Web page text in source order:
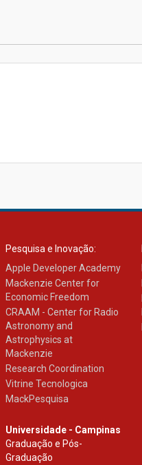
Pesquisa e Inovação:
Apple Developer Academy
Mackenzie Center for
Economic Freedom
CRAAM - Center for Radio
Astronomy and
Astrophysics at
Mackenzie
Research Coordination
Vitrine Tecnologica
MackPesquisa
Universidade - Campinas
Graduação e Pós-
Graduação